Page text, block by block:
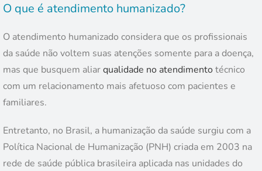
O que é atendimento humanizado?
O atendimento humanizado considera que os profissionais
da saúde não voltem suas atenções somente para a doença,
mas que busquem aliarqualidade no atendimentotécnico
com um relacionamento mais afetuoso com pacientes e
familiares.
Entretanto, no Brasil, a humanização da saúde surgiu com a
Política Nacional de Humanização (PNH) criada em 2003 na
rede de saúde pública brasileira aplicada nas unidades do